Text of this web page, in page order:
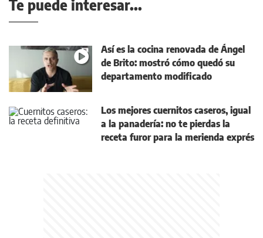
Te puede interesar...
Así es la cocina renovada de Ángel
de Brito: mostró cómo quedó su
departamento modificado
Los mejores cuernitos caseros, igual
a la panadería: no te pierdas la
receta furor para la merienda exprés